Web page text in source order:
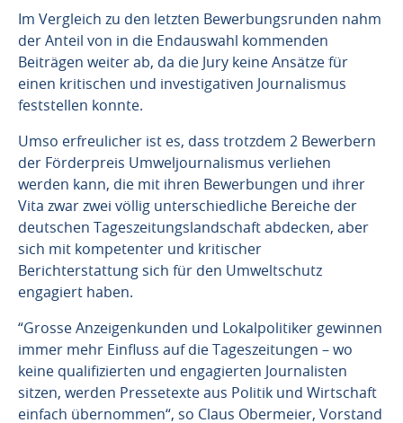
Im Vergleich zu den letzten Bewerbungsrunden nahm
der Anteil von in die Endauswahl kommenden
Beiträgen weiter ab, da die Jury keine Ansätze für
einen kritischen und investigativen Journalismus
feststellen konnte.
Umso erfreulicher ist es, dass trotzdem 2 Bewerbern
der Förderpreis Umweljournalismus verliehen
werden kann, die mit ihren Bewerbungen und ihrer
Vita zwar zwei völlig unterschiedliche Bereiche der
deutschen Tageszeitungslandschaft abdecken, aber
sich mit kompetenter und kritischer
Berichterstattung sich für den Umweltschutz
engagiert haben.
“Grosse Anzeigenkunden und Lokalpolitiker gewinnen
immer mehr Einfluss auf die Tageszeitungen – wo
keine qualifizierten und engagierten Journalisten
sitzen, werden Pressetexte aus Politik und Wirtschaft
einfach übernommen“, so Claus Obermeier, Vorstand